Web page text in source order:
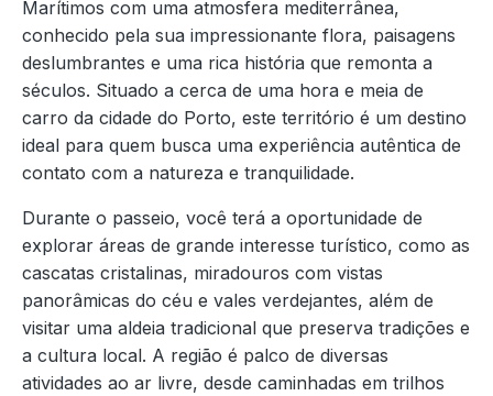
Marítimos com uma atmosfera mediterrânea,
conhecido pela sua impressionante flora, paisagens
deslumbrantes e uma rica história que remonta a
séculos. Situado a cerca de uma hora e meia de
carro da cidade do Porto, este território é um destino
ideal para quem busca uma experiência autêntica de
contato com a natureza e tranquilidade.
Durante o passeio, você terá a oportunidade de
explorar áreas de grande interesse turístico, como as
cascatas cristalinas, miradouros com vistas
panorâmicas do céu e vales verdejantes, além de
visitar uma aldeia tradicional que preserva tradições e
a cultura local. A região é palco de diversas
atividades ao ar livre, desde caminhadas em trilhos